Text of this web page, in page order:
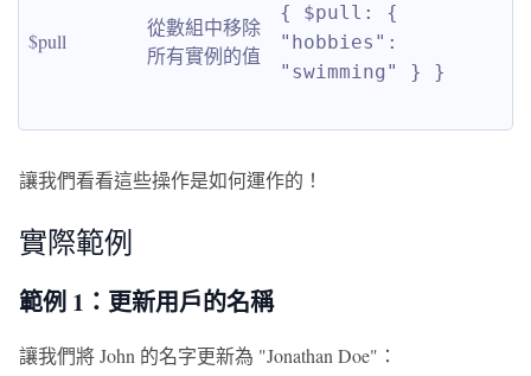
$pull
從數組中移除
所有實例的值
{ $pull: {
"hobbies":
"swimming" } }
讓我們看看這些操作是如何運作的！
實際範例
範例 1：更新用戶的名稱
讓我們將 John 的名字更新為 "Jonathan Doe"：